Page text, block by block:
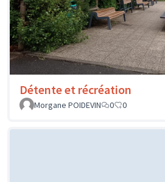
Détente et récréation
Morgane POIDEVIN
0 0